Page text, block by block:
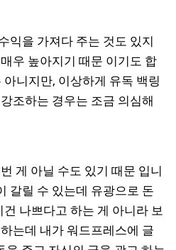
익을 가져다 주는 것도 있지
우 높아지기 때문 이기도 합
니지만, 이상하게 유독 백링
조하는 경우는 조금 의심해
게 아닐 수도 있기 때문 입니
갈릴 수 있는데 유광으로 돈
나쁘다고 하는 게 아니라 보
는데 내가 워드프레스에 글